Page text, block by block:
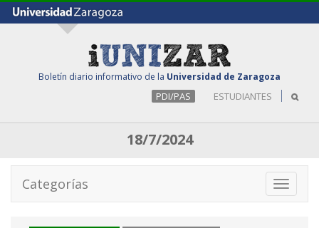
Boletín diario informativo de la Universidad de Zaragoza
PDI/PAS ESTUDIANTES
18/7/2024
Toggle
Categorías